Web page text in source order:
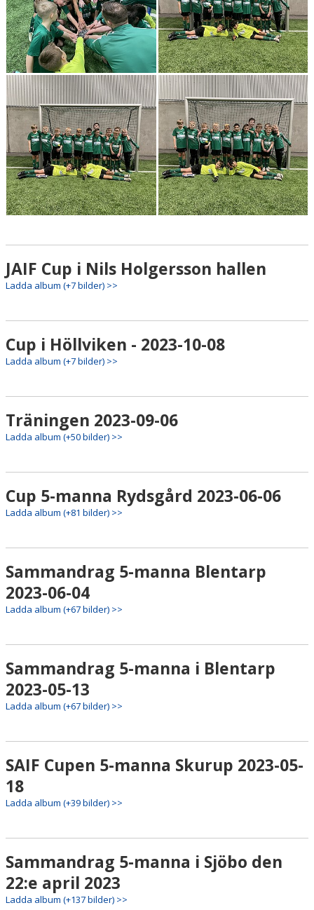
JAIF Cup i Nils Holgersson hallen
Ladda album (+7 bilder) >>
Cup i Höllviken - 2023-10-08
Ladda album (+7 bilder) >>
Träningen 2023-09-06
Ladda album (+50 bilder) >>
Cup 5-manna Rydsgård 2023-06-06
Ladda album (+81 bilder) >>
Sammandrag 5-manna Blentarp
2023-06-04
Ladda album (+67 bilder) >>
Sammandrag 5-manna i Blentarp
2023-05-13
Ladda album (+67 bilder) >>
SAIF Cupen 5-manna Skurup 2023-05-
18
Ladda album (+39 bilder) >>
Sammandrag 5-manna i Sjöbo den
22:e april 2023
Ladda album (+137 bilder) >>